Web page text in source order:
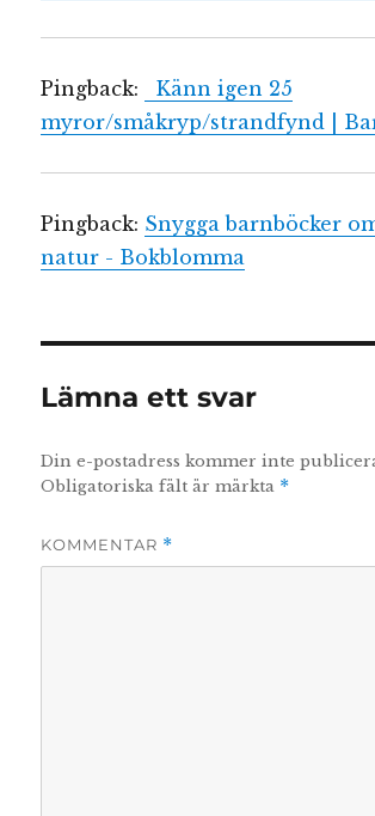
Pingback:
Känn igen 25
myror/småkryp/strandfynd |
Pingback: Snygga barnböcker
natur - Bokblomma
Lämna ett svar
Din e-postadress kommer inte
Obligatoriska fält är märkta *
KOMMENTAR *